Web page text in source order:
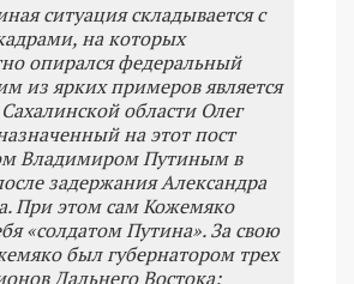
ситуация складывается с
на которых
опирался федеральный
из ярких примеров является
области Олег
на этот пост
Владимиром Путиным в
задержания Александра
При этом сам Кожемяко
«солдатом Путина». За свою
был губернатором трех
Дальнего Востока: